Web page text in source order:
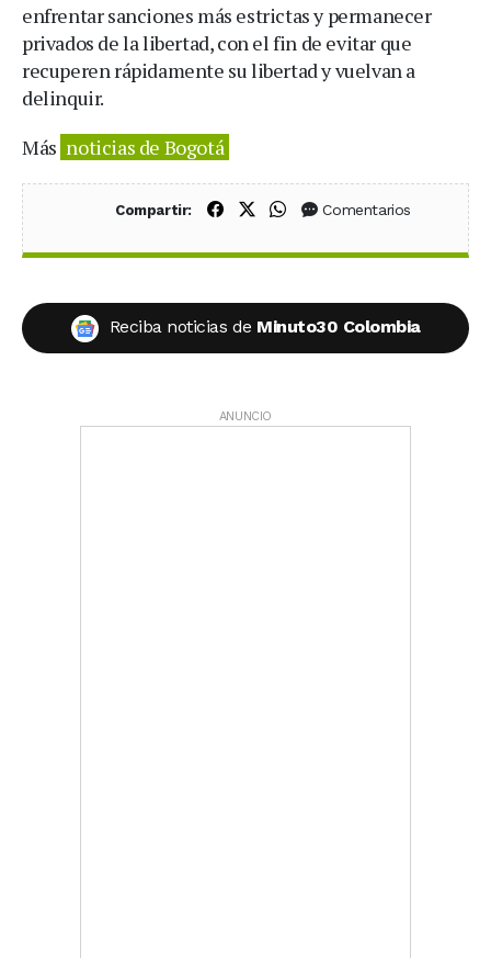
enfrentar sanciones más estrictas y permanecer
privados de la libertad, con el fin de evitar que
recuperen rápidamente su libertad y vuelvan a
delinquir.
Más noticias de Bogotá
Compartir: Compartir en Facebook
Compartir en X (Twitter)
Compartir en WhatsApp
Comentarios
Reciba noticias de Minuto30 Colombia
ANUNCIO